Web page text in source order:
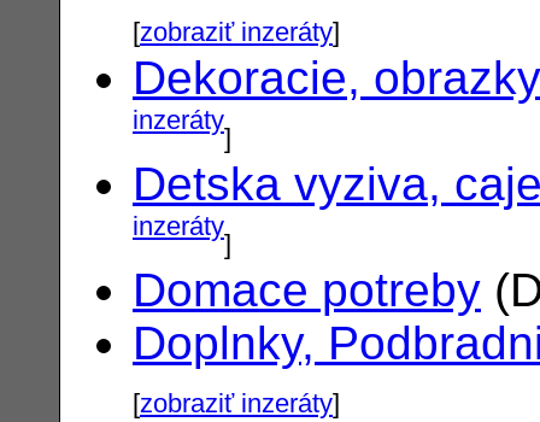
[zobraziť inzeráty]
Dekoracie, obrazky
inzeráty]
Detska vyziva,
inzeráty]
Domace potreby
Doplnky,
[zobraziť inzeráty]